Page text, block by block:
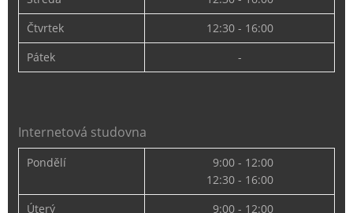
Čtvrtek
12:30 - 16:00
Pátek
-
Internetová studovna
Pondělí
9:00 - 12:00
12:30 - 16:00
Úterý
9:00 - 12:00